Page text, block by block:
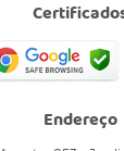
Endereço